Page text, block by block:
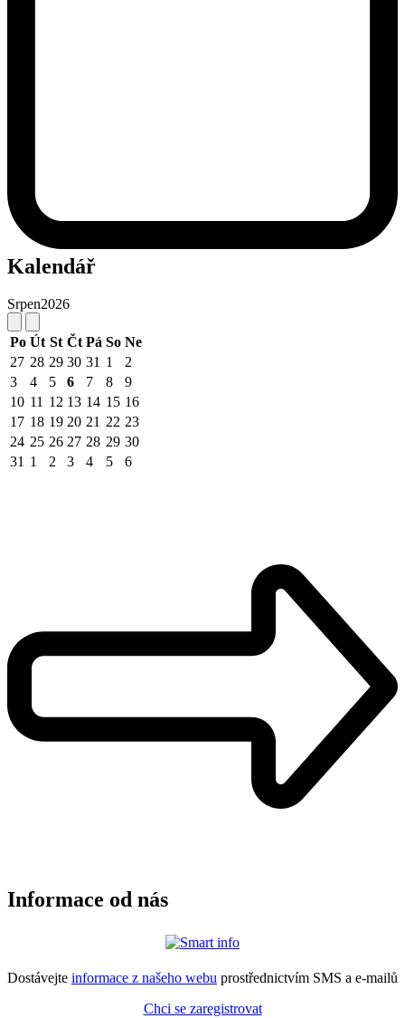
Kalendář
Srpen2026
Po Út St Čt Pá So Ne
27 28 29 30 31 1
2
3
4 5 6 7 8
9
10 11 12 13 14 15 16
17 18 19 20 21 22 23
24 25 26 27 28 29 30
31 1 2 3 4 5 6
Informace od nás
Dostávejte informace z našeho webu prostřednictvím SMS a e-mailů
Chci se zaregistrovat